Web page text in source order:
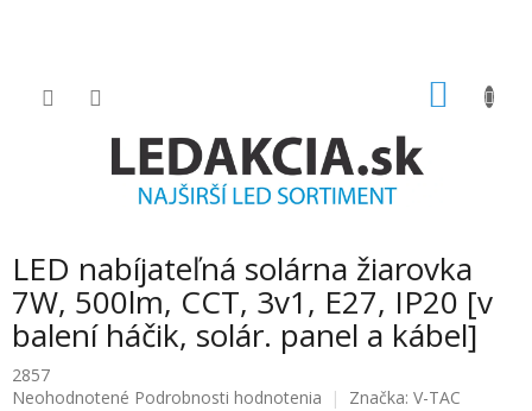
LED nabíjateľná solárna žiarovka
7W, 500lm, CCT, 3v1, E27, IP20 [v
balení háčik, solár. panel a kábel]
2857
Priemerné
Neohodnotené Podrobnosti hodnotenia Značka: V-TAC